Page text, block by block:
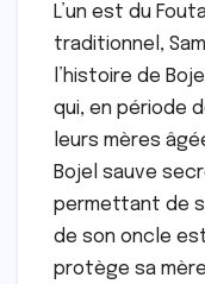
L’un est du
traditionnel,
l’histoire de
qui, en période
leurs mères
Bojel sauve
permettant de
de son oncle
protège sa